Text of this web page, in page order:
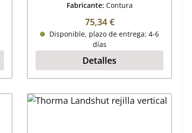
Fabricante: Contura
Precio normal:
75,34 €
Disponible, plazo de entrega: 4-6
días
Detalles